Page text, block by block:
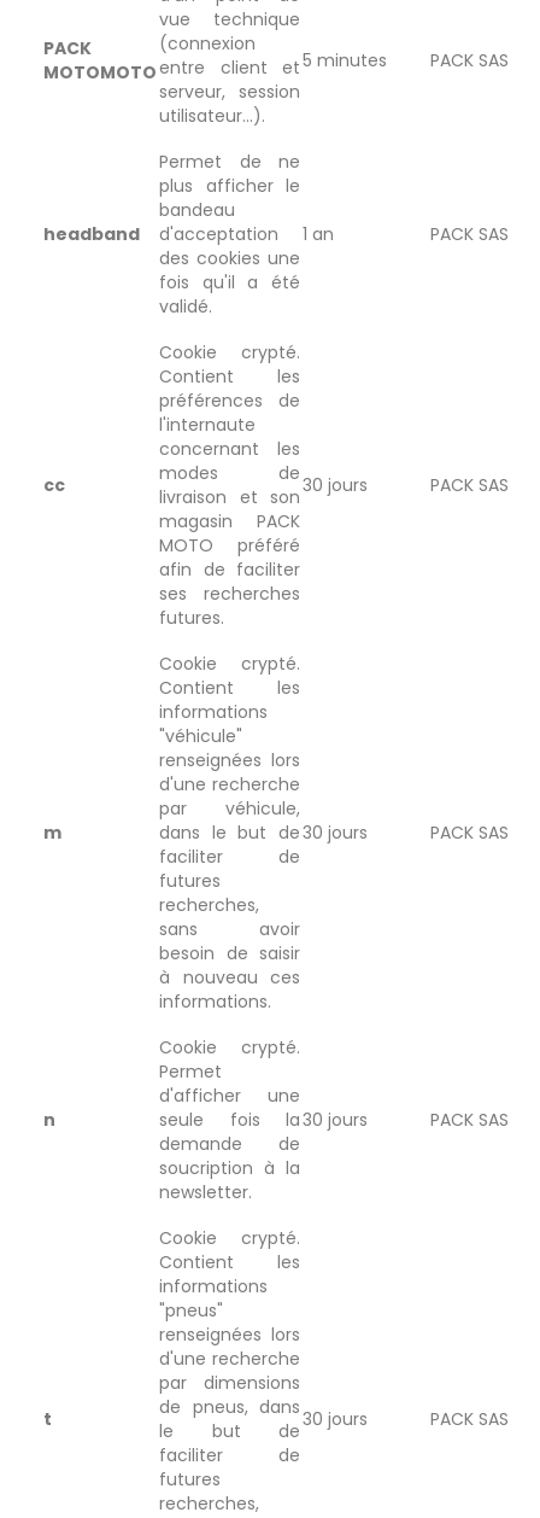
vue technique
(connexion
entre client et
serveur, session
utilisateur...).
PACK
MOTOMOTO
5 minutes PACK SAS
headband
Permet de ne
plus afficher le
bandeau
d'acceptation
des cookies une
fois qu'il a été
validé.
1 an PACK SAS
cc
Cookie crypté.
Contient les
préférences de
l'internaute
concernant les
modes de
livraison et son
magasin PACK
MOTO préféré
afin de faciliter
ses recherches
futures.
30 jours PACK SAS
m
Cookie crypté.
Contient les
informations
"véhicule"
renseignées lors
d'une recherche
par véhicule,
dans le but de
faciliter de
futures
recherches,
sans avoir
besoin de saisir
à nouveau ces
informations.
30 jours PACK SAS
n
Cookie crypté.
Permet
d'afficher une
seule fois la
demande de
soucription à la
newsletter.
30 jours PACK SAS
t
Cookie crypté.
Contient les
informations
"pneus"
renseignées lors
d'une recherche
par dimensions
de pneus, dans
le but de
faciliter de
futures
recherches,
30 jours PACK SAS